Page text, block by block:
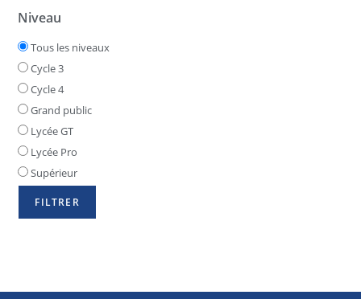
Niveau
Tous les niveaux
Cycle 3
Cycle 4
Grand public
Lycée GT
Lycée Pro
Supérieur